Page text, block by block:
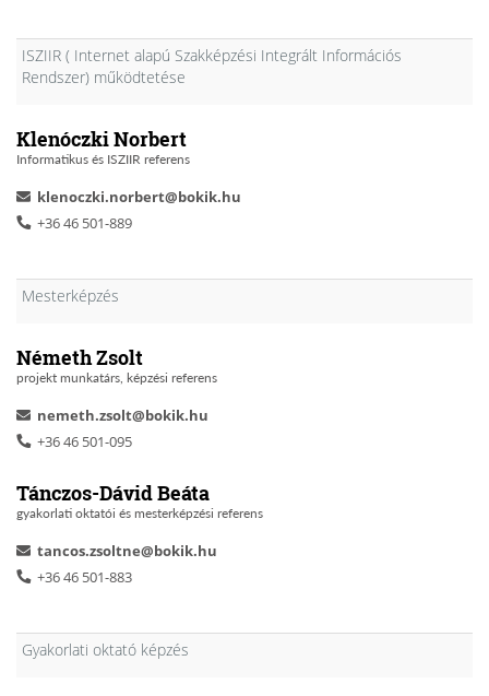
ISZIIR ( Internet alapú Szakképzési Integrált Információs
Rendszer) működtetése
Klenóczki Norbert
Informatikus és ISZIIR referens
klenoczki.norbert@bokik.hu
+36 46 501-889
Mesterképzés
Németh Zsolt
projekt munkatárs, képzési referens
nemeth.zsolt@bokik.hu
+36 46 501-095
Tánczos-Dávid Beáta
gyakorlati oktatói és mesterképzési referens
tancos.zsoltne@bokik.hu
+36 46 501-883
Gyakorlati oktató képzés